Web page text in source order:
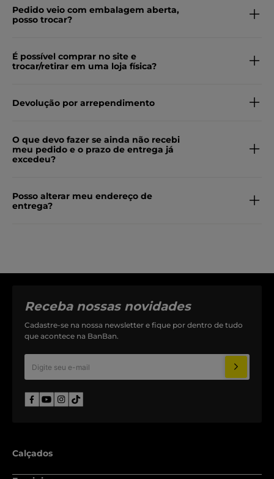
Pedido veio com embalagem aberta,
posso trocar?
É possível comprar no site e
trocar/retirar em uma loja física?
Devolução por arrependimento
O que devo fazer se ainda não recebi
meu pedido e o prazo de entrega já
excedeu?
Posso alterar meu endereço de
entrega?
Receba nossas novidades
Cadastre-se na nossa newsletter e fique por dentro de tudo
que acontece na BanBan.
Calçados